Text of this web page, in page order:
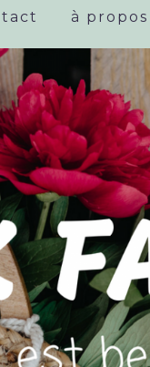
à propos